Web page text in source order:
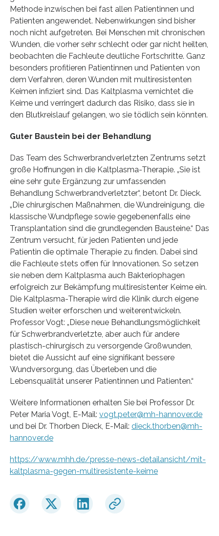
Methode inzwischen bei fast allen Patientinnen und
Patienten angewendet. Nebenwirkungen sind bisher
noch nicht aufgetreten. Bei Menschen mit chronischen
Wunden, die vorher sehr schlecht oder gar nicht heilten,
beobachten die Fachleute deutliche Fortschritte. Ganz
besonders profitieren Patientinnen und Patienten von
dem Verfahren, deren Wunden mit multiresistenten
Keimen infiziert sind. Das Kaltplasma vernichtet die
Keime und verringert dadurch das Risiko, dass sie in
den Blutkreislauf gelangen, wo sie tödlich sein könnten.
Guter Baustein bei der Behandlung
Das Team des Schwerbrandverletzten Zentrums setzt
große Hoffnungen in die Kaltplasma-Therapie. „Sie ist
eine sehr gute Ergänzung zur umfassenden
Behandlung Schwerbrandverletzter“, betont Dr. Dieck.
„Die chirurgischen Maßnahmen, die Wundreinigung, die
klassische Wundpflege sowie gegebenenfalls eine
Transplantation sind die grundlegenden Bausteine.“ Das
Zentrum versucht, für jeden Patienten und jede
Patientin die optimale Therapie zu finden. Dabei sind
die Fachleute stets offen für Innovationen. So setzen
sie neben dem Kaltplasma auch Bakteriophagen
erfolgreich zur Bekämpfung multiresistenter Keime ein.
Die Kaltplasma-Therapie wird die Klinik durch eigene
Studien weiter erforschen und weiterentwickeln.
Professor Vogt: „Diese neue Behandlungsmöglichkeit
für Schwerbrandverletzte, aber auch für andere
plastisch-chirurgisch zu versorgende Großwunden,
bietet die Aussicht auf eine signifikant bessere
Wundversorgung, das Überleben und die
Lebensqualität unserer Patientinnen und Patienten.“
Weitere Informationen erhalten Sie bei Professor Dr.
Peter Maria Vogt, E-Mail: vogt.peter@mh-hannover.de
und bei Dr. Thorben Dieck, E-Mail: dieck.thorben@mh-
hannover.de
https://www.mhh.de/presse-news-detailansicht/mit-
kaltplasma-gegen-multiresistente-keime